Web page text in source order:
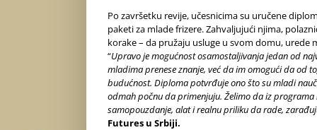
Po završetku revije, učesnicima su uručene
paketi za mlade frizere. Zahvaljujući njima,
korake – da pružaju usluge u svom domu, urede
“Upravo je mogućnost osamostaljivanja jedan od
mladima prenese znanje, već da im omogući da od
budućnost. Diploma potvrđuje ono što su mladi
odmah počnu da primenjuju. Želimo da iz
samopouzdanje, alat i realnu priliku da rade,
Futures u Srbiji.